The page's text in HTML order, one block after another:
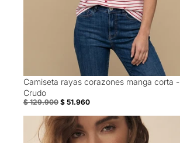
60% Off
Camiseta rayas corazones manga corta -
Crudo
$ 129.900 $ 51.960
Chaqueta abullonada para mujer - Café